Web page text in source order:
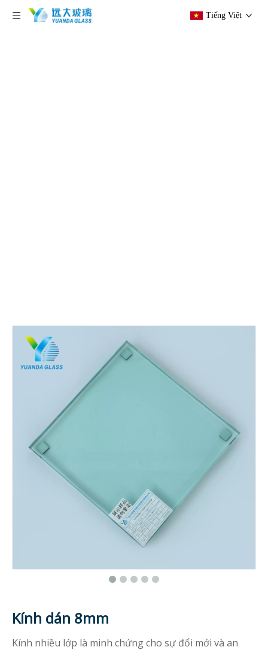
Tiếng Việt
Kính dán 8mm
Kính nhiều lớp là minh chứng cho sự đổi mới và an